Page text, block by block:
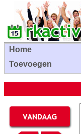
Home
Toevoegen